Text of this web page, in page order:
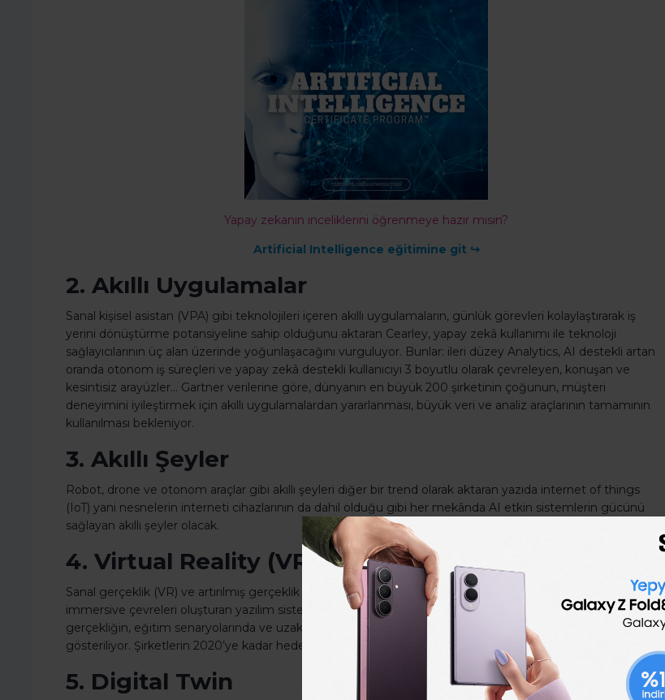
Yapay zekanın inceliklerini öğrenmeye hazır mısın?
Artificial Intelligence eğitimine git ↪
2. Akıllı Uygulamalar
Sanal kişisel asistan (VPA) gibi teknolojileri içeren akıllı uygulamaların, günlük görevleri kolaylaştırarak iş
yerini dönüştürme potansiyeline sahip olduğunu aktaran Cearley, yapay zekâ kullanımı ile teknoloji
sağlayıcılarının üç alan üzerinde yoğunlaşacağını vurguluyor. Bunlar: ileri düzey Analytics, AI destekli artan
oranda otonom iş süreçleri ve yapay zekâ destekli kullanıcıyı 3 boyutlu olarak çevreleyen, konuşan ve
kesintisiz arayüzler… Gartner verilerine göre, dünyanın en büyük 200 şirketinin çoğunun, müşteri
deneyimini iyileştirmek için akıllı uygulamalardan yararlanması, büyük veri ve analiz araçlarının tamamının
kullanılması bekleniyor.
3. Akıllı Şeyler
Robot, drone ve otonom araçlar gibi akıllı şeyleri diğer bir trend olarak aktaran yazıda internet of things
(IoT) yani nesnelerin interneti cihazlarının da dahil olduğu gibi her mekânda AI etkin sistemlerin gücünü
sağlayan akıllı şeyler olacak.
4. Virtual Reality (VR) ve Augmented Reality (AR)
Sanal gerçeklik (VR) ve artırılmış gerçeklik (AR) trendleri, insanların birbirleri ve üç boyutlu olarak çevreleyen
immersive çevreleri oluşturan yazılım sistemleri ile etkileşime geçme yollarını dönüştürecek. Sanal
gerçekliğin, eğitim senaryolarında ve uzaktan bağlantı kurulan deneyimler ile kullanılabileceği örnek olarak
gösteriliyor. Şirketlerin 2020’ye kadar hedef odaklı VR ve AR uygulamaların peşine düşmesi gerekiyor.
5. Digital Twin